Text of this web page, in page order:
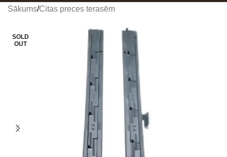
Sākums/Citas preces terasēm
SOLD
OUT